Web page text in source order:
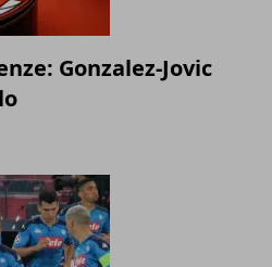
Gonzalez-Jovic